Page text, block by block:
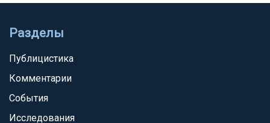
Разделы
Публицистика
Комментарии
События
Исследования